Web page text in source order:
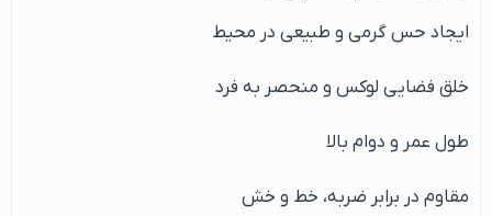
ایجاد حس گرمی و طبیعی در محیط
خلق فضایی لوکس و منحصر به فرد
طول عمر و دوام بالا
مقاوم در برابر ضربه، خط و خش